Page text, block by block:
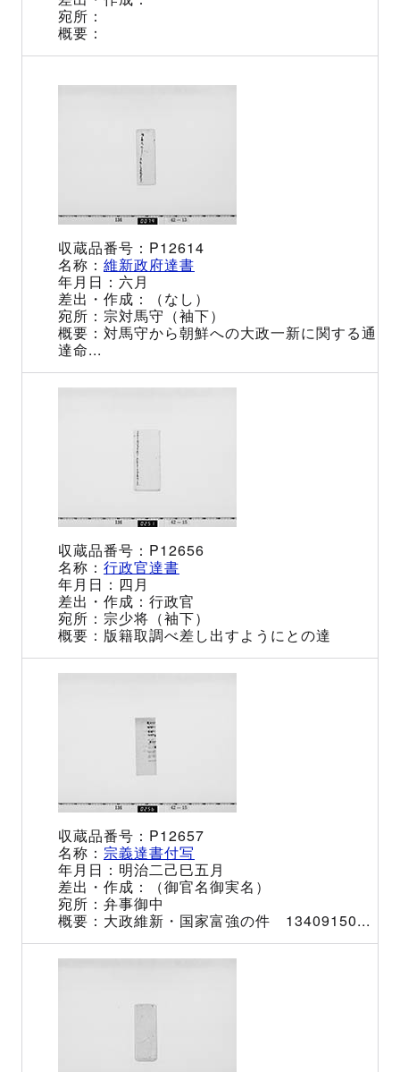
P12614
維新政府達書
六月
（なし）
宗対馬守（袖下）
対馬守から朝鮮への大政一新に関する通
達命...
P12656
行政官達書
四月
行政官
宗少将（袖下）
版籍取調べ差し出すようにとの達
P12657
宗義達書付写
明治二己巳五月
（御官名御実名）
弁事御中
大政維新・国家富強の件 13409150...